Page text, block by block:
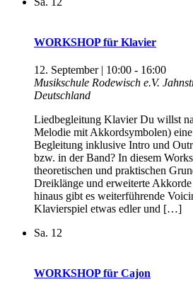
WORKSHOP für Klavier
12. September | 10:00 - 16:00
Musikschule Rodewisch e.V.
Deutschland
Liedbegleitung Klavier Du willst
Melodie mit Akkordsymbolen) eine
Begleitung inklusive Intro und
bzw. in der Band? In diesem
theoretischen und praktischen
Dreiklänge und erweiterte
hinaus gibt es weiterführende
Klavierspiel etwas edler und […]
Sa. 12
WORKSHOP für Cajon